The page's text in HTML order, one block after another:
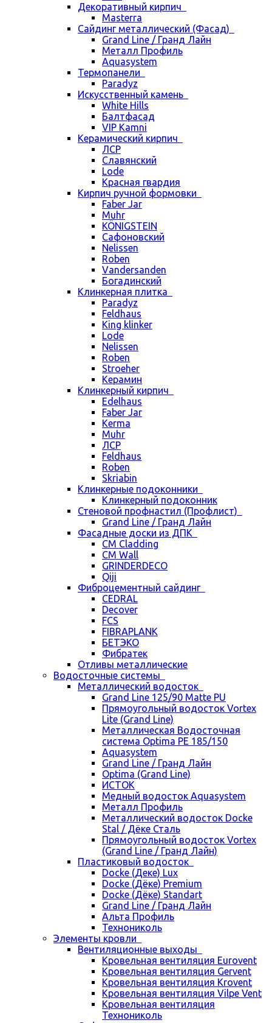
Декоративный кирпич
Masterra
Сайдинг металлический (Фасад)
Grand Line / Гранд Лайн
Металл Профиль
Aquasystem
Термопанели
Paradyz
Искусственный камень
White Hills
Балтфасад
VIP Kamni
Керамический кирпич
ЛСР
Славянский
Lode
Красная гвардия
Кирпич ручной формовки
Faber Jar
Muhr
KÖNIGSTEIN
Сафоновский
Nelissen
Roben
Vandersanden
Богадинский
Клинкерная плитка
Paradyz
Feldhaus
King klinker
Lode
Nelissen
Roben
Stroeher
Керамин
Клинкерный кирпич
Edelhaus
Faber Jar
Kerma
Muhr
ЛСР
Feldhaus
Roben
Skriabin
Клинкерные подоконники
Клинкерный подоконник
Стеновой профнастил (Профлист)
Grand Line / Гранд Лайн
Фасадные доски из ДПК
CM Cladding
CM Wall
GRINDERDECO
Qiji
Фиброцементный сайдинг
CEDRAL
Decover
FCS
FIBRAPLANK
БЕТЭКО
Фибратек
Отливы металлические
Водосточные системы
Металлический водосток
Grand Line 125/90 Matte PU
Прямоугольный водосток Vortex
Lite (Grand Line)
Металлическая Водосточная
система Optima PE 185/150
Aquasystem
Grand Line / Гранд Лайн
Optima (Grand Line)
ИСТОК
Медный водосток Aquasystem
Металл Профиль
Металлический водосток Docke
Stal / Дёке Сталь
Прямоугольный водосток Vortex
(Grand Line / Гранд Лайн)
Пластиковый водосток
Docke (Деке) Lux
Docke (Дёке) Premium
Docke (Дёке) Standart
Grand Line / Гранд Лайн
Альта Профиль
Технониколь
Элементы кровли
Вентиляционные выходы
Кровельная вентиляция Eurovent
Кровельная вентиляция Gervent
Кровельная вентиляция Krovent
Кровельная вентиляция Vilpe Vent
Кровельная вентиляция
Технониколь